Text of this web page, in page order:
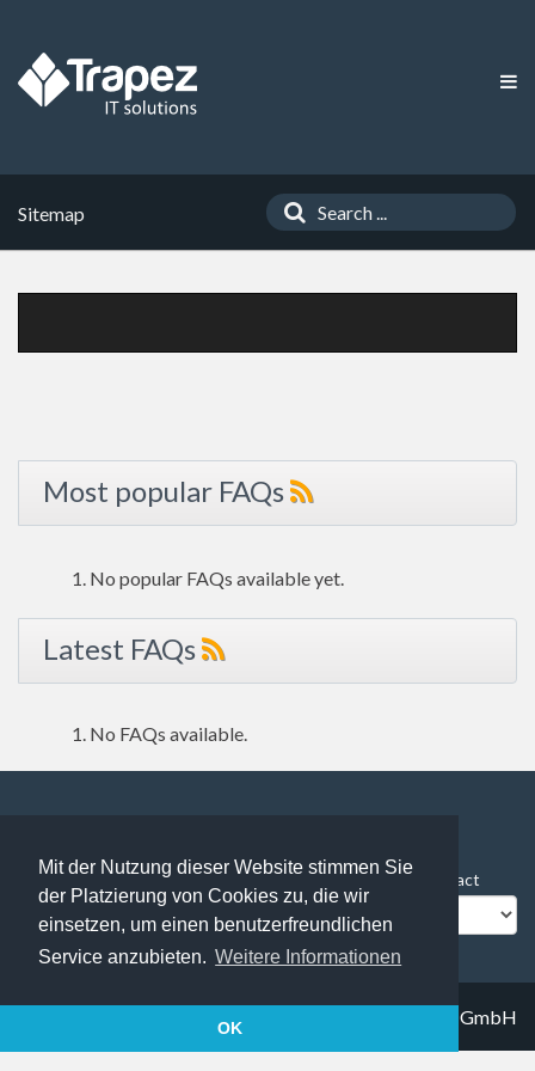
Mit der Nutzung dieser Website stimmen Sie
der Platzierung von Cookies zu, die wir
einsetzen, um einen benutzerfreundlichen
Service anzubieten. Weitere Informationen
OK
Sitemap
Most popular FAQs
No popular FAQs available yet.
Latest FAQs
No FAQs available.
FAQ Overview
Sitemap FAQ Glossary
Contact
Datenschutz
© 2019 Trapez IT solutions GmbH